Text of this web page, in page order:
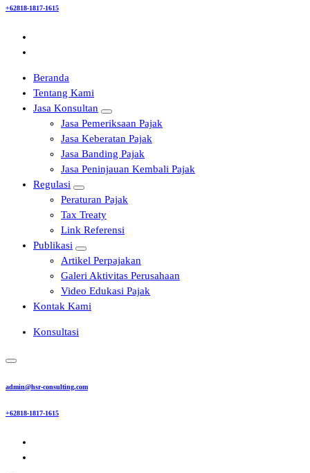
+62818-1817-1615
Beranda
Tentang Kami
Jasa Konsultan
Jasa Pemeriksaan Pajak
Jasa Keberatan Pajak
Jasa Banding Pajak
Jasa Peninjauan Kembali Pajak
Regulasi
Peraturan Pajak
Tax Treaty
Link Referensi
Publikasi
Artikel Perpajakan
Galeri Aktivitas Perusahaan
Video Edukasi Pajak
Kontak Kami
Konsultasi
admin@hsr-consulting.com
+62818-1817-1615